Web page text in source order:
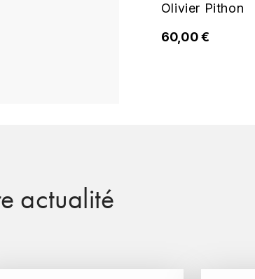
Olivier Pithon
60,00 €
actualité